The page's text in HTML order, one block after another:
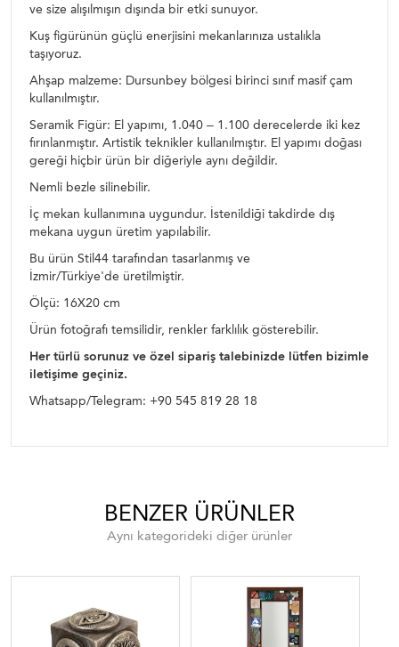
ve size alışılmışın dışında bir etki sunuyor.
Kuş figürünün güçlü enerjisini mekanlarınıza ustalıkla
taşıyoruz.
Ahşap malzeme: Dursunbey bölgesi birinci sınıf masif çam
kullanılmıştır.
Seramik Figür: El yapımı, 1.040 – 1.100 derecelerde iki kez
fırınlanmıştır. Artistik teknikler kullanılmıştır. El yapımı doğası
gereği hiçbir ürün bir diğeriyle aynı değildir.
Nemli bezle silinebilir.
İç mekan kullanımına uygundur. İstenildiği takdirde dış
mekana uygun üretim yapılabilir.
Bu ürün Stil44 tarafından tasarlanmış ve
İzmir/Türkiye'de üretilmiştir.
Ölçü: 16X20 cm
Ürün fotoğrafı temsilidir, renkler farklılık gösterebilir.
Her türlü sorunuz ve özel sipariş talebinizde lütfen bizimle
iletişime geçiniz.
Whatsapp/Telegram: +90 545 819 28 18
BENZER ÜRÜNLER
Aynı kategorideki diğer ürünler